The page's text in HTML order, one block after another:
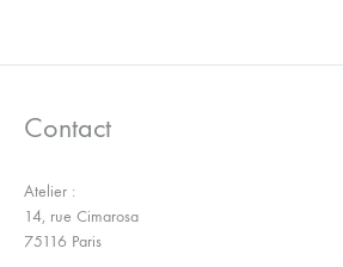
Contact
Atelier :
14, rue Cimarosa
75116 Paris